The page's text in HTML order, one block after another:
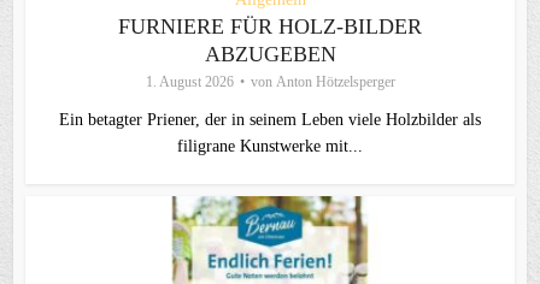
FURNIERE FÜR HOLZ-BILDER
ABZUGEBEN
1. August 2026 von Anton Hötzelsperger
Ein betagter Priener, der in seinem Leben viele Holzbilder als
filigrane Kunstwerke mit...